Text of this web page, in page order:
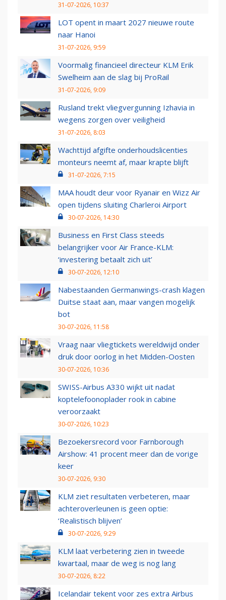
31-07-2026, 10:37
LOT opent in maart 2027 nieuwe route
naar Hanoi
31-07-2026, 9:59
Voormalig financieel directeur KLM Erik
Swelheim aan de slag bij ProRail
31-07-2026, 9:09
Rusland trekt vliegvergunning Izhavia in
wegens zorgen over veiligheid
31-07-2026, 8:03
Wachttijd afgifte onderhoudslicenties
monteurs neemt af, maar krapte blijft
31-07-2026, 7:15
MAA houdt deur voor Ryanair en Wizz Air
open tijdens sluiting Charleroi Airport
30-07-2026, 14:30
Business en First Class steeds
belangrijker voor Air France-KLM:
‘investering betaalt zich uit’
30-07-2026, 12:10
Nabestaanden Germanwings-crash klagen
Duitse staat aan, maar vangen mogelijk
bot
30-07-2026, 11:58
Vraag naar vliegtickets wereldwijd onder
druk door oorlog in het Midden-Oosten
30-07-2026, 10:36
SWISS-Airbus A330 wijkt uit nadat
koptelefoonoplader rook in cabine
veroorzaakt
30-07-2026, 10:23
Bezoekersrecord voor Farnborough
Airshow: 41 procent meer dan de vorige
keer
30-07-2026, 9:30
KLM ziet resultaten verbeteren, maar
achteroverleunen is geen optie:
‘Realistisch blijven’
30-07-2026, 9:29
KLM laat verbetering zien in tweede
kwartaal, maar de weg is nog lang
30-07-2026, 8:22
Icelandair tekent voor zes extra Airbus